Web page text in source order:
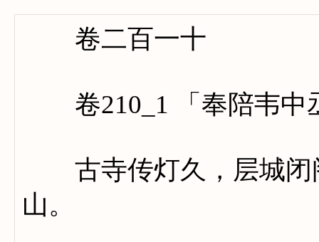
卷二百一十
卷210_1 「奉陪韦中
古寺传灯久，层城闭
山。